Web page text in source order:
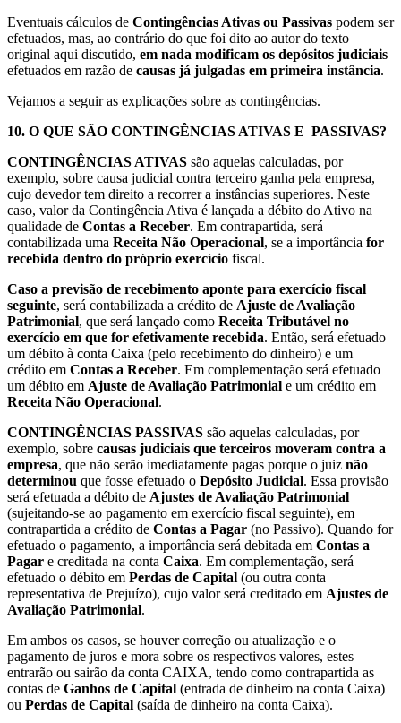
Eventuais cálculos de Contingências Ativas ou Passivas podem ser
efetuados, mas, ao contrário do que foi dito ao autor do texto
original aqui discutido, em nada modificam os depósitos judiciais
efetuados em razão de causas já julgadas em primeira instância.
Vejamos a seguir as explicações sobre as contingências.
10. O QUE SÃO CONTINGÊNCIAS ATIVAS E PASSIVAS?
CONTINGÊNCIAS ATIVAS são aquelas calculadas, por
exemplo, sobre causa judicial contra terceiro ganha pela empresa,
cujo devedor tem direito a recorrer a instâncias superiores. Neste
caso, valor da Contingência Ativa é lançada a débito do Ativo na
qualidade de Contas a Receber. Em contrapartida, será
contabilizada uma Receita Não Operacional, se a importância for
recebida dentro do próprio exercício fiscal.
Caso a previsão de recebimento aponte para exercício fiscal
seguinte, será contabilizada a crédito de Ajuste de Avaliação
Patrimonial, que será lançado como Receita Tributável no
exercício em que for efetivamente recebida. Então, será efetuado
um débito à conta Caixa (pelo recebimento do dinheiro) e um
crédito em Contas a Receber. Em complementação será efetuado
um débito em Ajuste de Avaliação Patrimonial e um crédito em
Receita Não Operacional.
CONTINGÊNCIAS PASSIVAS são aquelas calculadas, por
exemplo, sobre causas judiciais que terceiros moveram contra a
empresa, que não serão imediatamente pagas porque o juiz não
determinou que fosse efetuado o Depósito Judicial. Essa provisão
será efetuada a débito de Ajustes de Avaliação Patrimonial
(sujeitando-se ao pagamento em exercício fiscal seguinte), em
contrapartida a crédito de Contas a Pagar (no Passivo). Quando for
efetuado o pagamento, a importância será debitada em Contas a
Pagar e creditada na conta Caixa. Em complementação, será
efetuado o débito em Perdas de Capital (ou outra conta
representativa de Prejuízo), cujo valor será creditado em Ajustes de
Avaliação Patrimonial.
Em ambos os casos, se houver correção ou atualização e o
pagamento de juros e mora sobre os respectivos valores, estes
entrarão ou sairão da conta CAIXA, tendo como contrapartida as
contas de Ganhos de Capital (entrada de dinheiro na conta Caixa)
ou Perdas de Capital (saída de dinheiro na conta Caixa).